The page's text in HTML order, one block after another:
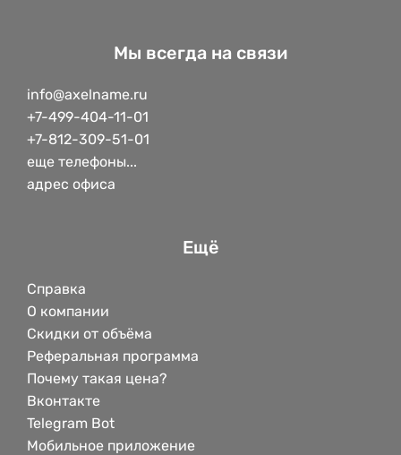
Мы всегда на связи
info@axelname.ru
+7-499-404-11-01
+7-812-309-51-01
еще телефоны...
адрес офиса
Ещё
Справка
О компании
Скидки от объёма
Реферальная программа
Почему такая цена?
Вконтакте
Telegram Bot
Мобильное приложение